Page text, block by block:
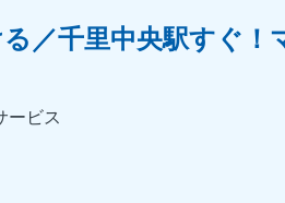
／千里中央駅すぐ
ービス